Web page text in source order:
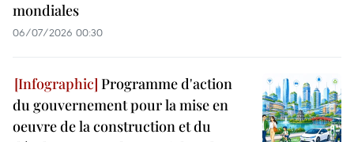
mondiales
06/07/2026 00:30
Programme d'action
du gouvernement pour la mise en
oeuvre de la construction et du